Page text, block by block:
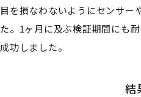
目を損なわないようにセンサー
た。1ヶ月に及ぶ検証期間にも
成功しました。
結